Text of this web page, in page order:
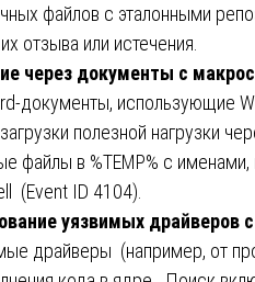
файлов с эталонными
отзыва или истечения.
через документы с
документы, использующие
полезной нагрузки
файлы в %TEMP% с
(Event ID 4104).
уязвимых драйверов
драйверы (например, от